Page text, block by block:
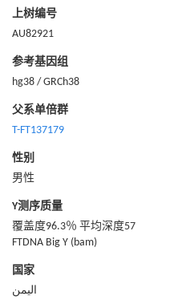
上树编号
AU82921
参考基因组
hg38 / GRCh38
父系单倍群
T-FT137179
性别
男性
Y测序质量
覆盖度96.3％ 平均深度57
FTDNA Big Y (bam)
国家
اليمن